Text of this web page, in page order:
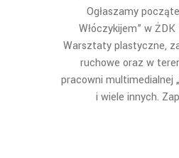
Ogłaszamy
Włóczykijem” w ŻDK
Warsztaty plastyczne,
ruchowe oraz w
pracowni multimedialnej
i wiele innych.